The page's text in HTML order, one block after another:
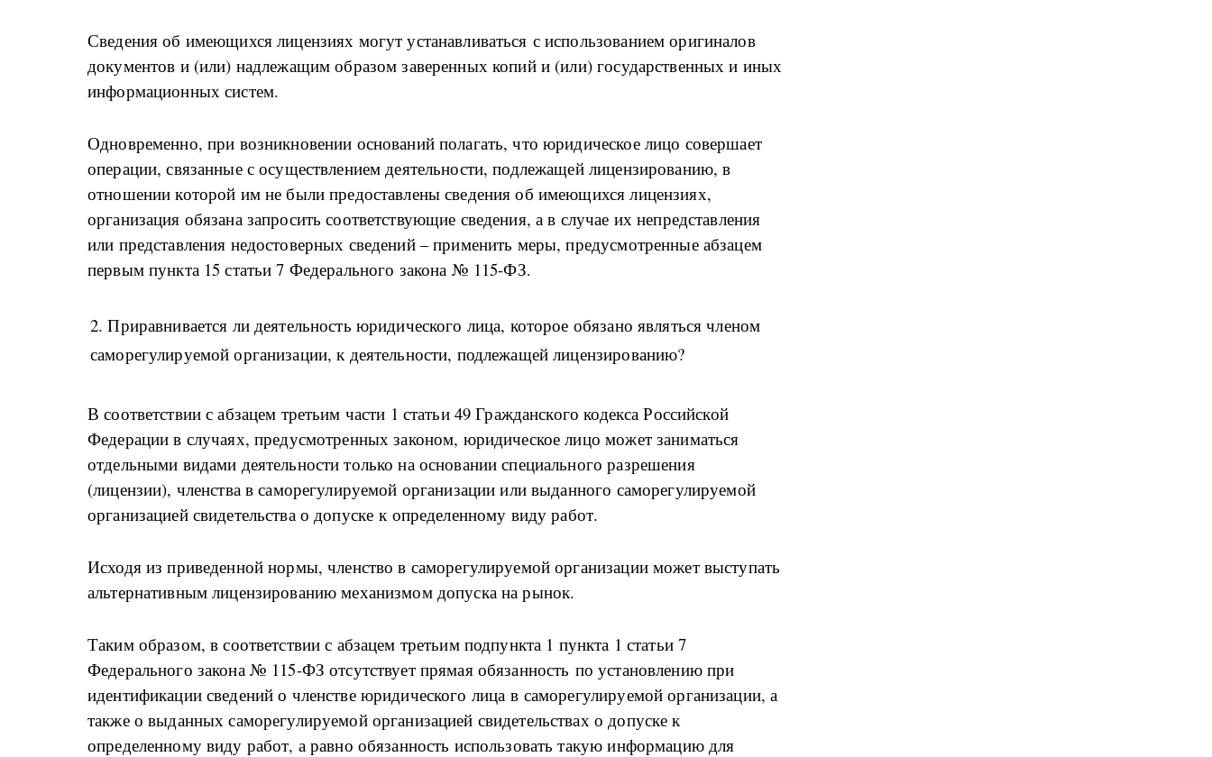
Сведения об имеющихся лицензиях могут устанавливаться с использованием оригиналов
документов и (или) надлежащим образом заверенных копий и (или) государственных и иных
информационных систем.
Одновременно, при возникновении оснований полагать, что юридическое лицо совершает
операции, связанные с осуществлением деятельности, подлежащей лицензированию, в
отношении которой им не были предоставлены сведения об имеющихся лицензиях,
организация обязана запросить соответствующие сведения, а в случае их непредставления
или представления недостоверных сведений – применить меры, предусмотренные абзацем
первым пункта 15 статьи 7 Федерального закона № 115-ФЗ.
2. Приравнивается ли деятельность юридического лица, которое обязано являться членом
саморегулируемой организации, к деятельности, подлежащей лицензированию?
В соответствии с абзацем третьим части 1 статьи 49 Гражданского кодекса Российской
Федерации в случаях, предусмотренных законом, юридическое лицо может заниматься
отдельными видами деятельности только на основании специального разрешения
(лицензии), членства в саморегулируемой организации или выданного саморегулируемой
организацией свидетельства о допуске к определенному виду работ.
Исходя из приведенной нормы, членство в саморегулируемой организации может выступать
альтернативным лицензированию механизмом допуска на рынок.
Таким образом, в соответствии с абзацем третьим подпункта 1 пункта 1 статьи 7
Федерального закона № 115-ФЗ отсутствует прямая обязанность по установлению при
идентификации сведений о членстве юридического лица в саморегулируемой организации, а
также о выданных саморегулируемой организацией свидетельствах о допуске к
определенному виду работ, а равно обязанность использовать такую информацию для